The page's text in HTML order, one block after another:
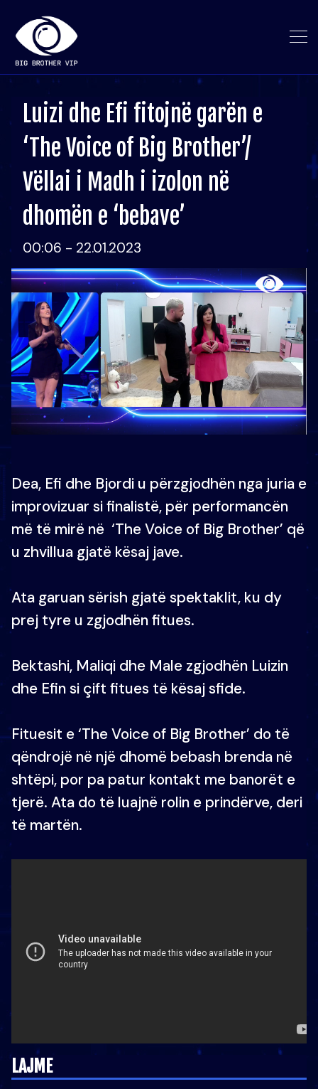
Luizi dhe Efi fitojnë garën e
‘The Voice of Big Brother’/
Vëllai i Madh i izolon në
dhomën e ‘bebave’
00:06 - 22.01.2023
Dea, Efi dhe Bjordi u përzgjodhën nga juria e
improvizuar si finalistë, për performancën
më të mirë në ‘The Voice of Big Brother’ që
u zhvillua gjatë kësaj jave.
Ata garuan sërish gjatë spektaklit, ku dy
prej tyre u zgjodhën fitues.
Bektashi, Maliqi dhe Male zgjodhën Luizin
dhe Efin si çift fitues të kësaj sfide.
Fituesit e ‘The Voice of Big Brother’ do të
qëndrojë në një dhomë bebash brenda në
shtëpi, por pa patur kontakt me banorët e
tjerë. Ata do të luajnë rolin e prindërve, deri
të martën.
LAJME